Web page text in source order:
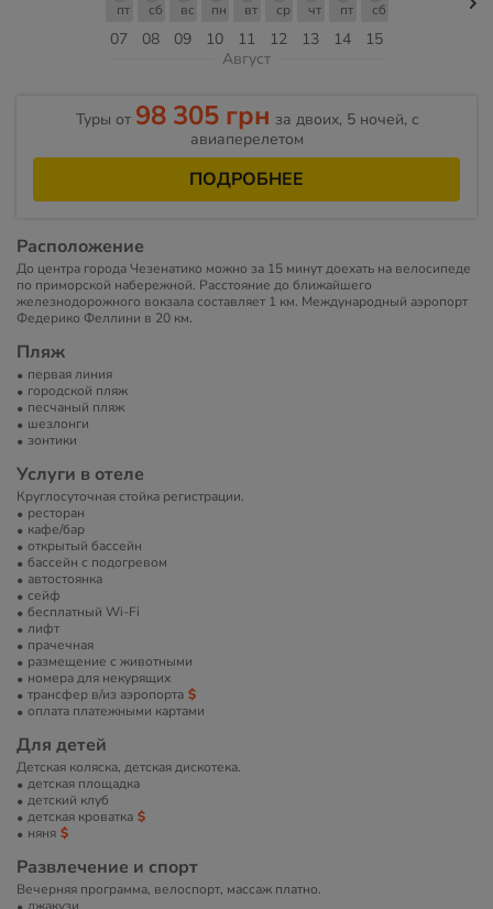
07
пт
08
сб
09
вс
10
пн
11
вт
12
ср
13
чт
14
пт
15
сб
Август
Туры от 98 305 грн за двоих, 5 ночей, c
авиаперелетом
ПОДРОБНЕЕ
Расположение
До центра города Чезенатико можно за 15 минут доехать на велосипеде
по приморской набережной. Расстояние до ближайшего
железнодорожного вокзала составляет 1 км. Международный аэропорт
Федерико Феллини в 20 км.
Пляж
первая линия
городской пляж
песчаный пляж
шезлонги
зонтики
Услуги в отеле
Круглосуточная стойка регистрации.
ресторан
кафе/бар
открытый бассейн
бассейн с подогревом
автостоянка
сейф
бесплатный Wi-Fi
лифт
прачечная
размещение с животными
номера для некурящих
трансфер в/из аэропорта
оплата платежными картами
Для детей
Детская коляска, детская дискотека.
детская площадка
детский клуб
детская кроватка
няня
Развлечение и спорт
Вечерняя программа, велоспорт, массаж платно.